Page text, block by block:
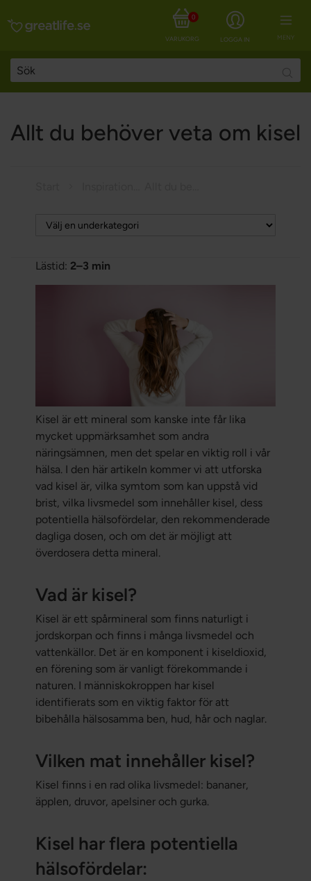
MENY
LOGGA IN
VARUKORG
0
Allt du behöver veta om kisel
Lästid: 2–3 min
Kisel är ett mineral som kanske inte får lika
mycket uppmärksamhet som andra
näringsämnen, men det spelar en viktig roll i vår
hälsa. I den här artikeln kommer vi att utforska
vad kisel är, vilka symtom som kan uppstå vid
brist, vilka livsmedel som innehåller kisel, dess
potentiella hälsofördelar, den rekommenderade
dagliga dosen, och om det är möjligt att
överdosera detta mineral.
Vad är kisel?
Kisel är ett spårmineral som finns naturligt i
jordskorpan och finns i många livsmedel och
vattenkällor. Det är en komponent i kiseldioxid,
en förening som är vanligt förekommande i
naturen. I människokroppen har kisel
identifierats som en viktig faktor för att
bibehålla hälsosamma ben, hud, hår och naglar.
Vilken mat innehåller kisel?
Kisel finns i en rad olika livsmedel: bananer,
äpplen, druvor, apelsiner och gurka.
Kisel har flera potentiella
hälsofördelar: